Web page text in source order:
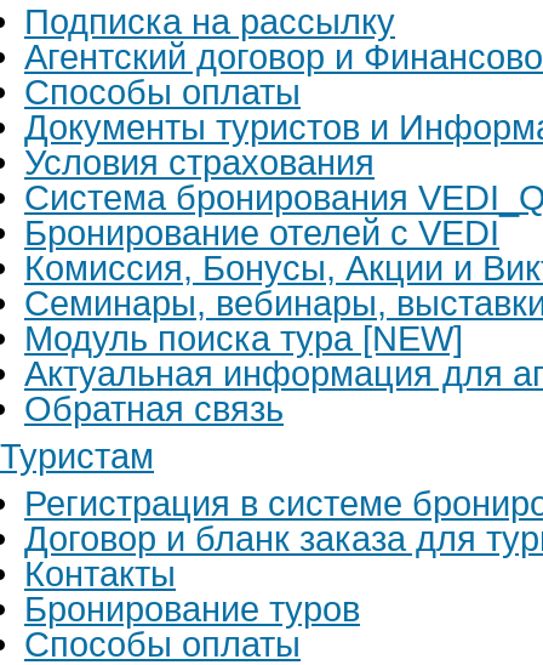
Подписка на рассылку
Агентский договор и
Способы оплаты
Документы туристов и
Условия страхования
Система бронирования
Бронирование отелей с VEDI
Комиссия, Бонусы, Акции и
Семинары, вебинары,
Модуль поиска тура [NEW]
Актуальная информация для
Обратная связь
Туристам
Регистрация в системе
Договор и бланк заказа для
Контакты
Бронирование туров
Способы оплаты